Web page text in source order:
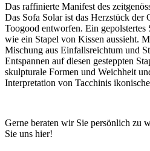
Das raffinierte Manifest des
Das Sofa Solar ist das Herzstück
Toogood entworfen. Ein gepolstertes
wie ein Stapel von Kissen aussieht.
Mischung aus Einfallsreichtum und
Entspannen auf diesen gesteppten
skulpturale Formen und Weichheit
Interpretation von Tacchinis
Gerne beraten wir Sie persönlich zu
Sie uns hier!